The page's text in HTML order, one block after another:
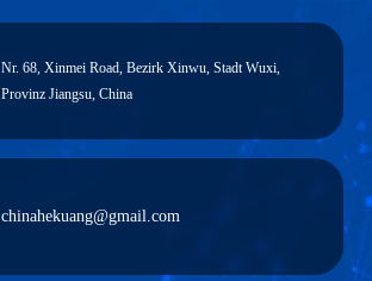
Nr. 68, Xinmei Road, Bezirk Xinwu, Stadt Wuxi,
Provinz Jiangsu, China
chinahekuang@gmail.com